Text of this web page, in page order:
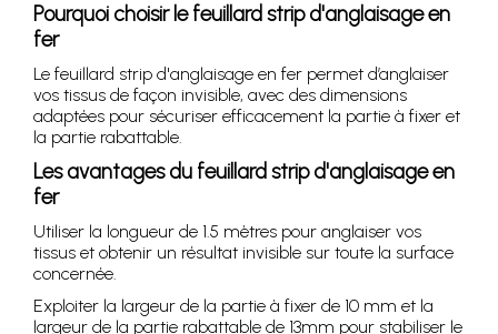
Pourquoi choisir le feuillard strip d'anglaisage en
fer
Le feuillard strip d'anglaisage en fer permet d’anglaiser
vos tissus de façon invisible, avec des dimensions
adaptées pour sécuriser efficacement la partie à fixer et
la partie rabattable.
Les avantages du feuillard strip d'anglaisage en
fer
Utiliser la longueur de 1.5 mètres pour anglaiser vos
tissus et obtenir un résultat invisible sur toute la surface
concernée.
Exploiter la largeur de la partie à fixer de 10 mm et la
largeur de la partie rabattable de 13mm pour stabiliser le